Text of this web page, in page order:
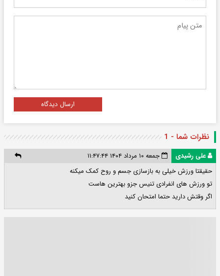
ارسال دیدگاه
نظرات شما - 1
علی رشیدی
جمعه ۱۰ مرداد ۱۴۰۴ ۱۱:۴۷:۴۴
حقیقتا ورزش خیلی به بازسازی جسم و‌ روح کمک میکنه
تو ورزش های انفرادی تنیس جزو بهترین هاست
اگر وقتش دارید حتما امتحان کنید